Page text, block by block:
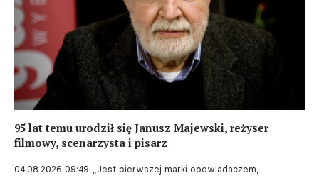
95 lat temu urodził się Janusz Majewski, reżyser
filmowy, scenarzysta i pisarz
04.08.2026 09:49 „Jest pierwszej marki opowiadaczem,